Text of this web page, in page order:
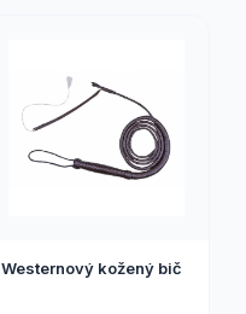
Westernový kožený bič